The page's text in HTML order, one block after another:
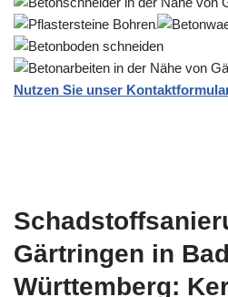
Nutzen Sie unser
Gärtringen in
Württemberg: